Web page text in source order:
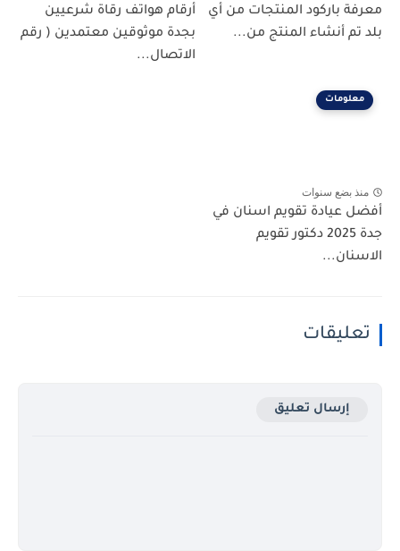
معرفة باركود المنتجات من أي
بلد تم أنشاء المنتج من...
أرقام هواتف رقاة شرعيين
بجدة موثوقين معتمدين ( رقم
الاتصال...
معلومات
منذ بضع سنوات
أفضل عيادة تقويم اسنان في
جدة 2025 دكتور تقويم
الاسنان...
تعليقات
إرسال تعليق